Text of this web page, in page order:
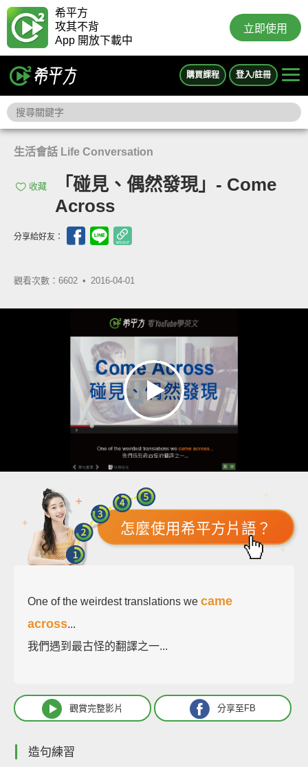
希平方
攻其不背
App 開放下載中
立即使用
購買課程 登入/註冊
生活會話 Life Conversation
收藏
「碰見、偶然發現」- Come
Across
分享給好友：
觀看次數：6602 • 2016-04-01
怎麼使用希平方片語？
One of the weirdest translations we came
across...
我們遇到最古怪的翻譯之一...
觀賞完整影片 分享至FB
造句練習